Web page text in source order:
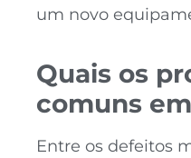
um novo
Quais os
comuns
Entre os defeitos